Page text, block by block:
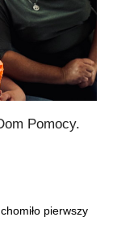
Pomocy.
pierwszy